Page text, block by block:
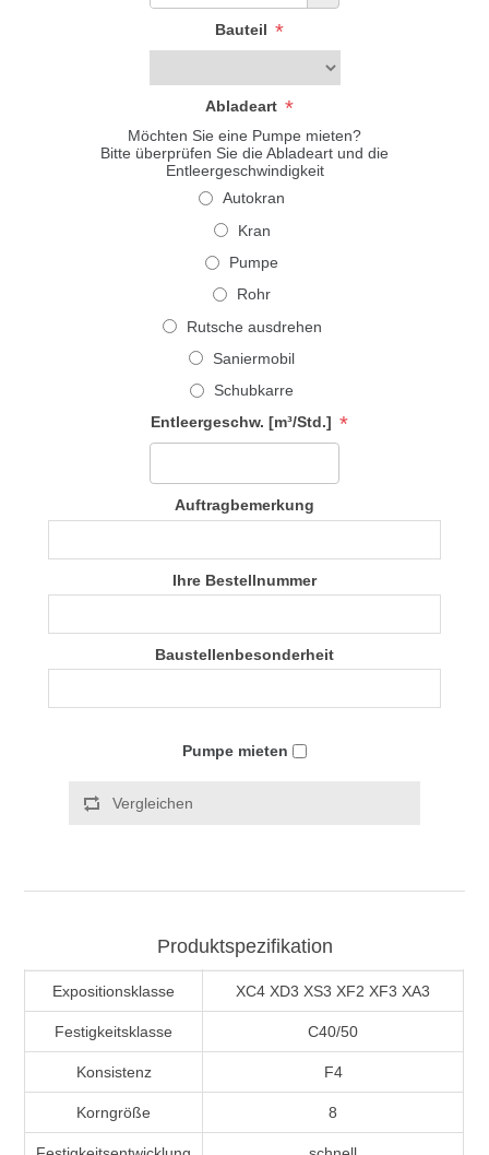
Bauteil *
Abladeart *
Möchten Sie eine Pumpe mieten?
Bitte überprüfen Sie die Abladeart und die
Entleergeschwindigkeit
Autokran
Kran
Pumpe
Rohr
Rutsche ausdrehen
Saniermobil
Schubkarre
Entleergeschw. [m³/Std.] *
Auftragbemerkung
Ihre Bestellnummer
Baustellenbesonderheit
Pumpe mieten
Vergleichen
Produktspezifikation
Expositionsklasse XC4 XD3 XS3 XF2 XF3 XA3
Festigkeitsklasse C40/50
Konsistenz F4
Korngröße 8